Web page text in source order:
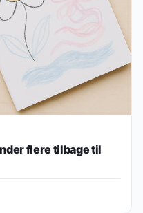
flere tilbage til